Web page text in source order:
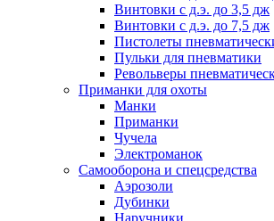
Винтовки с д.э. до 3,5 дж
Винтовки с д.э. до 7,5 дж
Пистолеты
Пульки для пневматики
Револьверы
Приманки для охоты
Манки
Приманки
Чучела
Электроманок
Самооборона и спецсредства
Аэрозоли
Дубинки
Наручники